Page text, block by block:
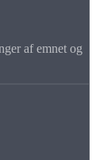
af emnet og